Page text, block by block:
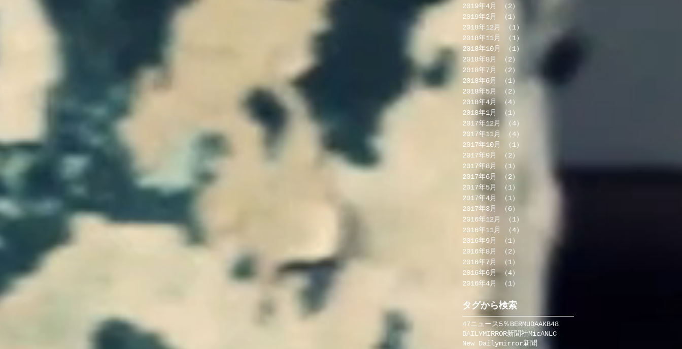
2019年4月
（2）
2019年2月
（1）
2018年12月
（1）
2018年11月
（1）
2018年10月
（1）
2018年8月
（2）
2018年7月
（2）
2018年6月
（1）
1件の記事
2018年5月
（2）
2018年4月
（4）
2018年1月
（1）
2017年12月
（4）
2017年11月
（4）
2017年10月
（1）
2017年9月
（2）
2017年8月
（1）
2017年6月
（2）
2017年5月
（1）
2017年4月
（1）
2017年3月
（6）
2016年12月
（1）
2016年11月
（4）
2016年9月
（1）
2016年8月
（2）
2016年7月
（1）
2016年6月
（4）
2016年4月
（1）
タグから検索
47ニュース5％BERMUDAAKB48
DAILYMIRROR新聞社MicANLC
New Dailymirror新聞